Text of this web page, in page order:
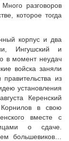
разговоров
которое тогда
корпус и два
Ингушский и
в момент неудач
войска заняли
из
установления
Керенский
в свою
вместе с
о сдаче.
большевиков…